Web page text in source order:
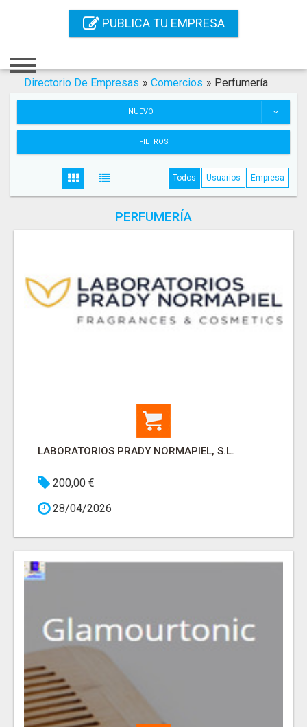
PUBLICA TU EMPRESA
Registro
Servicios SEO
Directorio De Empresas » Comercios » Perfumería
NUEVO
FILTROS
Todos Usuarios Empresa
PERFUMERÍA
LABORATORIOS PRADY NORMAPIEL, S.L.
200,00 €
28/04/2026